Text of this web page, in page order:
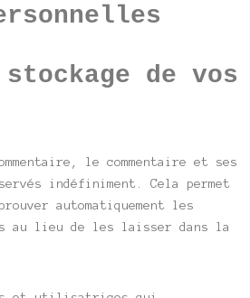
stockage de vos
le commentaire et ses
indéfiniment. Cela permet
automatiquement les
au lieu de les laisser dans la